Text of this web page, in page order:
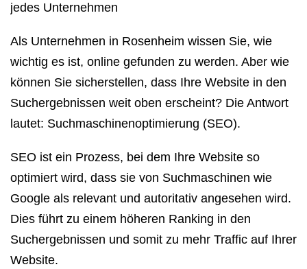
jedes Unternehmen
Als Unternehmen in Rosenheim wissen Sie, wie
wichtig es ist, online gefunden zu werden. Aber wie
können Sie sicherstellen, dass Ihre Website in den
Suchergebnissen weit oben erscheint? Die Antwort
lautet: Suchmaschinenoptimierung (SEO).
SEO ist ein Prozess, bei dem Ihre Website so
optimiert wird, dass sie von Suchmaschinen wie
Google als relevant und autoritativ angesehen wird.
Dies führt zu einem höheren Ranking in den
Suchergebnissen und somit zu mehr Traffic auf Ihrer
Website.